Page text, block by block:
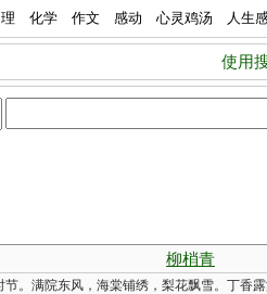
化学 作文 感动 心灵鸡汤 人生
使用
柳梢青
。满院东风，海棠铺绣，梨花飘雪。丁香